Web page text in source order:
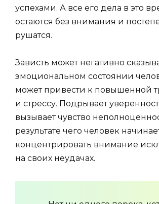
успехами. А все его дела в это
остаются без внимания и
рушатся.
Зависть может негативно
эмоциональном состоянии
может привести к повышенной
и стрессу. Подрывает
вызывает чувство
результате чего человек
концентрировать внимание
на своих неудачах.